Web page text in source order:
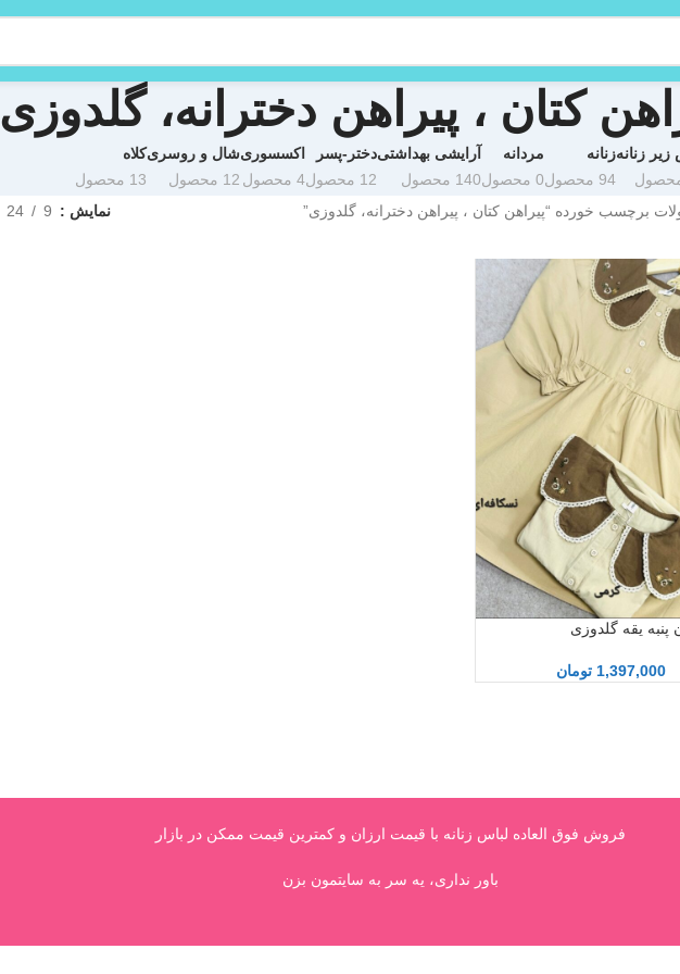
کتان ، پیراهن دخترانه، گلدوزی
زیر زنانهزنانه
94 محصول
مردانه
0 محصول
آرایشی بهداشتی
140 محصول
دختر-پسر
12 محصول
اکسسوری
4 محصول
شال و روسری
12 محصول
کلاه
13 محصول
برچسب خورده “پیراهن کتان ، پیراهن دخترانه، گلدوزی” نمایش 9
24
پنبه یقه گلدوزی
1,397,000 تومان
فروش فوق العاده لباس زنانه با قیمت ارزان و کمترین قیمت ممکن در بازار
باور نداری، یه سر به سایتمون بزن